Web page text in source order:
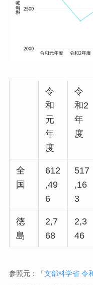
令
和
元
年
度
令
和2
年
度
全
国
612
,49
6
517
,16
3
徳
島
2,7
68
2,3
46
参照元：「 文部科学省 令